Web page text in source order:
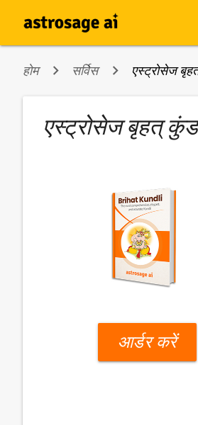
होम सर्विस एस्ट्रोसेज
एस्ट्रोसेज बृहत्
आर्डर करें